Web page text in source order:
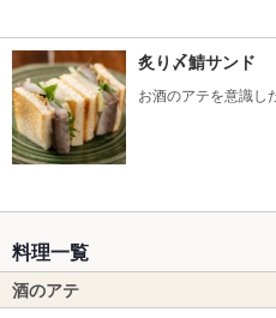
炙り〆鯖サンド
お酒のアテを意識し
料理一覧
酒のアテ